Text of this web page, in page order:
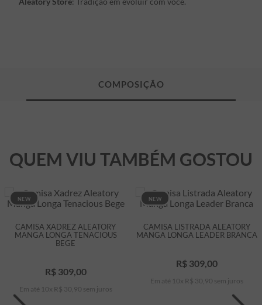
QUEM VIU TAMBÉM GOSTOU
NEW
CAMISA XADREZ ALEATORY
MANGA LONGA TENACIOUS
BEGE
R$ 309,00
Em até 10 x R$ 30 90 sem juros
NEW
CAMISA LISTRADA ALEATORY
MANGA LONGA LEADER BRANCA
R$ 309,00
Em até 10 x R$ 30 90 sem juros